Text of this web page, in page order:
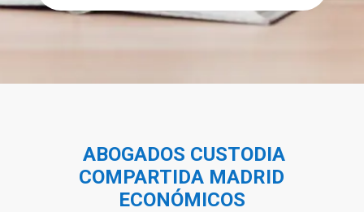
ABOGADOS CUSTODIA
COMPARTIDA MADRID
ECONÓMICOS